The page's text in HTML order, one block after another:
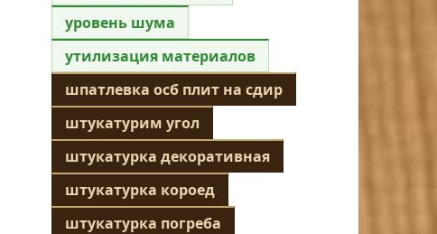
уровень шума
утилизация материалов
шпатлевка осб плит на сдир
штукатурим угол
штукатурка декоративная
штукатурка короед
штукатурка погреба